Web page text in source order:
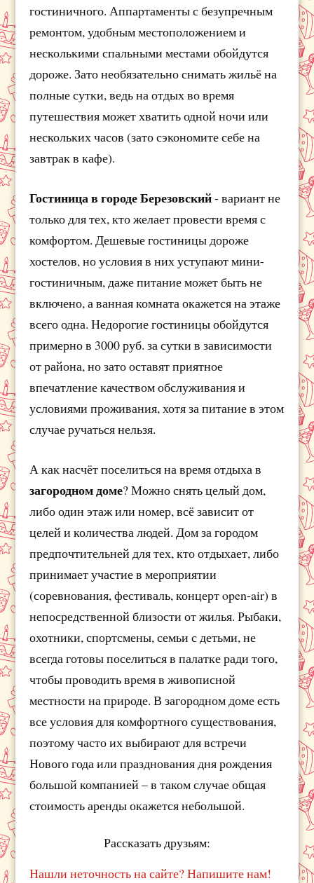
гостиничного. Аппартаменты с безупречным
ремонтом, удобным местоположением и
несколькими спальными местами обойдутся
дороже. Зато необязательно снимать жильё на
полные сутки, ведь на отдых во время
путешествия может хватить одной ночи или
нескольких часов (зато сэкономите себе на
завтрак в кафе).
Гостиница в городе Березовский- вариант не
только для тех, кто желает провести время с
комфортом. Дешевые гостиницы дороже
хостелов, но условия в них уступают мини-
гостиничным, даже питание может быть не
включено, а ванная комната окажется на этаже
всего одна. Недорогие гостиницы обойдутся
примерно в 3000 руб. за сутки в зависимости
от района, но зато оставят приятное
впечатление качеством обслуживания и
условиями проживания, хотя за питание в этом
случае ручаться нельзя.
А как насчёт поселиться на время отдыха в
загородном доме? Можно снять целый дом,
либо один этаж или номер, всё зависит от
целей и количества людей. Дом за городом
предпочтительней для тех, кто отдыхает, либо
принимает участие в мероприятии
(соревнования, фестиваль, концерт open-air) в
непосредственной близости от жилья. Рыбаки,
охотники, спортсмены, семьи с детьми, не
всегда готовы поселиться в палатке ради того,
чтобы проводить время в живописной
местности на природе. В загородном доме есть
все условия для комфортного существования,
поэтому часто их выбирают для встречи
Нового года или празднования дня рождения
большой компанией – в таком случае общая
стоимость аренды окажется небольшой.
Рассказать друзьям:
Нашли неточность на сайте? Напишите нам!